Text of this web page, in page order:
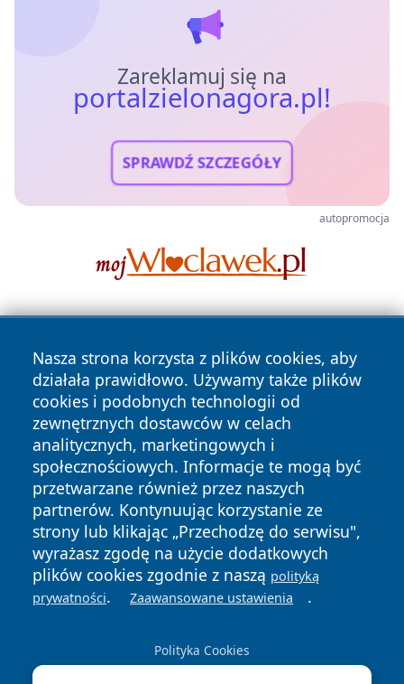
Zareklamuj się na
portalzielonagora.pl!
SPRAWDŹ SZCZEGÓŁY
autopromocja
Nasza strona korzysta z plików cookies, aby
działała prawidłowo. Używamy także plików
cookies i podobnych technologii od
zewnętrznych dostawców w celach
analitycznych, marketingowych i
społecznościowych. Informacje te mogą być
przetwarzane również przez naszych
partnerów. Kontynuując korzystanie ze
strony lub klikając „Przechodzę do serwisu",
wyrażasz zgodę na użycie dodatkowych
plików cookies zgodnie z naszą polityką
prywatności. Zaawansowane ustawienia .
Polityka Cookies
Copyright © 2026 portalzielonagora.pl Wszystkie prawa
zastrzeżone.
News Autorzy
Polityka
Prywatności
Polityka
Cookies